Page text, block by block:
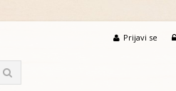
Prijavi se